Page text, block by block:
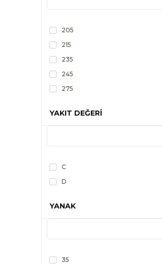
205
215
235
245
275
YAKIT DEĞERİ
C
D
YANAK
35